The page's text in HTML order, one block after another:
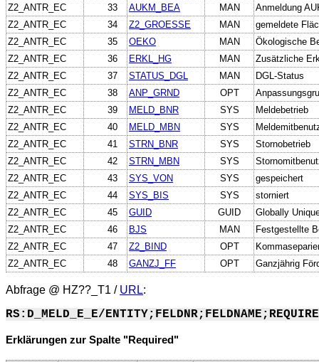
Z2_ANTR_EC
33 AUKM_BEA MAN
Anmeldung
Z2_ANTR_EC
34 Z2_GROESSE MAN
gemeldete
Z2_ANTR_EC
35 OEKO MAN
Ökologische
Z2_ANTR_EC
36 ERKL_HG MAN
Zusätzliche
Z2_ANTR_EC
37 STATUS_DGL MAN
DGL-Status
Z2_ANTR_EC
38 ANP_GRND OPT
Z2_ANTR_EC
39 MELD_BNR SYS
Meldebetrieb
Z2_ANTR_EC
40 MELD_MBN SYS
Z2_ANTR_EC
41 STRN_BNR SYS
Stornobetrieb
Z2_ANTR_EC
42 STRN_MBN SYS
Z2_ANTR_EC
43 SYS_VON SYS
gespeichert
Z2_ANTR_EC
44 SYS_BIS SYS
storniert
Z2_ANTR_EC
45 GUID GUID
Globally
Z2_ANTR_EC
46 BJS MAN
Festgestellte
Z2_ANTR_EC
47 Z2_BIND OPT
Z2_ANTR_EC
48 GANZJ_FF OPT Ganzjährig
Abfrage @ HZ??_T1 / URL:
RS:D_MELD_E_E/
Erklärungen zur Spalte "Required"